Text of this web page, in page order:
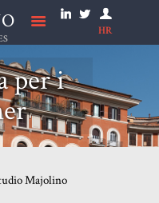
HR
per i
Majolino